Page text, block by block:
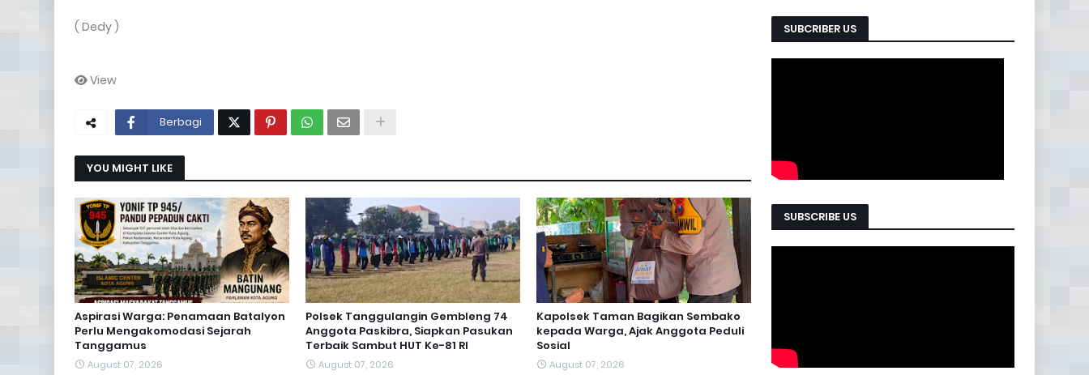
( Dedy )
View
Berbagi
YOU MIGHT LIKE
Aspirasi Warga: Penamaan Batalyon
Perlu Mengakomodasi Sejarah
Tanggamus
August 07, 2026
Polsek Tanggulangin Gembleng 74
Anggota Paskibra, Siapkan Pasukan
Terbaik Sambut HUT Ke-81 RI
August 07, 2026
Kapolsek Taman Bagikan Sembako
kepada Warga, Ajak Anggota Peduli
Sosial
August 07, 2026
SUBCRIBER US
SUBSCRIBE US